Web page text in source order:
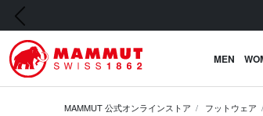
前の画像
MEN
MAMMUT 公式オンラインストア フットウェア